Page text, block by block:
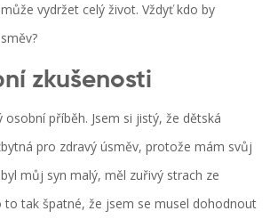
vydržet celý život. Vždyť kdo by
zkušenosti
příběh. Jsem si jistý, že dětská
pro zdravý úsměv, protože mám svůj
můj syn malý, měl zuřivý strach ze
to tak špatné, že jsem se musel dohodnout